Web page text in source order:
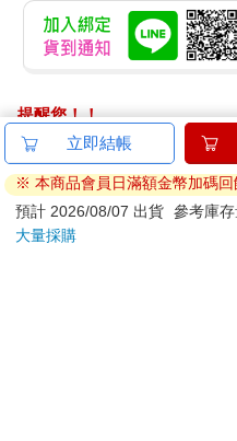
提醒您！！
金石堂及銀行均不會請您操
ATM提款機，請不要聽從指示
退換貨須知：
**提醒您，鑑賞期不等於試用
立即結帳
※ 本商品會員日滿額金幣加碼
預計 2026/08/07 出貨 參考庫
大量採購